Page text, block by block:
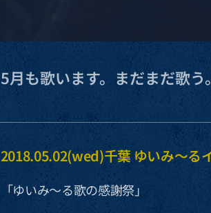
5月も歌います。まだまだ歌う。
2018.05.02(wed)千葉 ゆいみ〜る
「ゆいみ〜る歌の感謝祭」